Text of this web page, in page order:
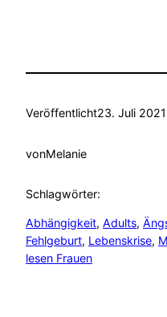
Veröffentlicht23. Juli 2021
vonMelanie
Schlagwörter:
Abhängigkeit, Adults,
Fehlgeburt, Lebenskrise,
lesen Frauen